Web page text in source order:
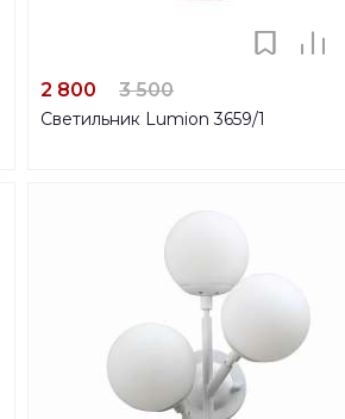
2 800 3 500
Светильник Lumion 3659/1